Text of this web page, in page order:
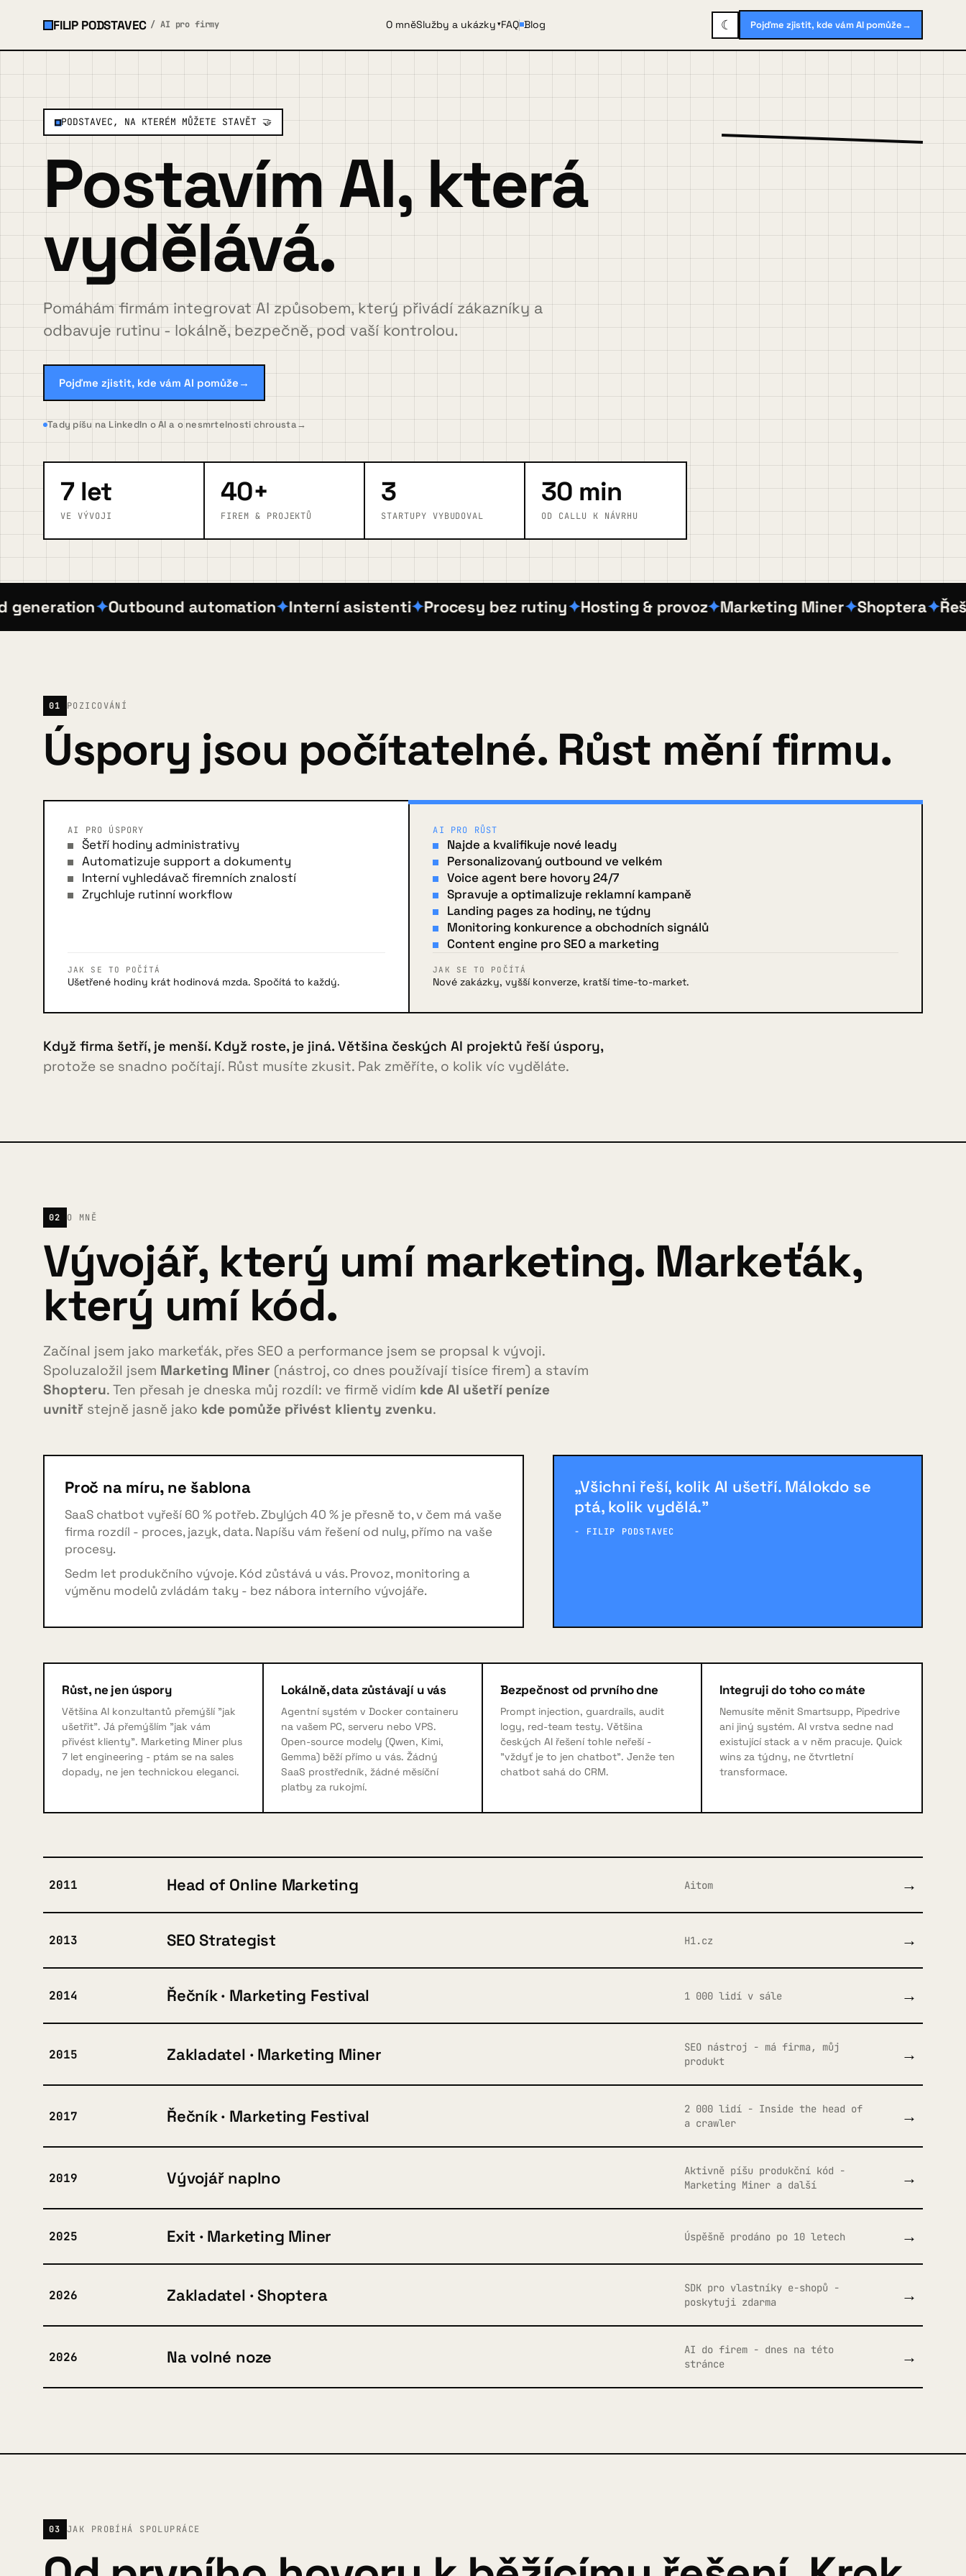
FILIP PODSTAVEC / AI pro firmy O mněSlužby a ukázky ▾FAQ Blog ☾ Pojďme zjistit, kde vám AI pomůže→
O mně
Služby a ukázky ▾
Spolupráce
Případovky
FAQ
Blog
Pojďme zjistit, kde vám AI pomůže→
PODSTAVEC, NA KTERÉM MŮŽETE STAVĚT 🤝
Postavím AI, která
vydělává.
Pomáhám firmám integrovat AI způsobem, který přivádí zákazníky a
odbavuje rutinu - lokálně, bezpečně, pod vaší kontrolou.
Pojďme zjistit, kde vám AI pomůže →
Tady píšu na LinkedIn o AI a o nesmrtelnosti chrousta→
7 let
VE VÝVOJI
40+
FIREM & PROJEKTŮ
3
STARTUPY VYBUDOVAL
30 min
OD CALLU K NÁVRHU
Outbound automation Interní asistenti Procesy bez rutiny Hosting & provoz Marketing Miner Shoptera Řešení
01 POZICOVÁNÍ
Úspory jsou počítatelné. Růst mění firmu.
AI PRO ÚSPORY
Šetří hodiny administrativy
Automatizuje support a dokumenty
Interní vyhledávač firemních znalostí
Zrychluje rutinní workflow
JAK SE TO POČÍTÁ
Ušetřené hodiny krát hodinová mzda. Spočítá to každý.
AI PRO RŮST
Najde a kvalifikuje nové leady
Personalizovaný outbound ve velkém
Voice agent bere hovory 24/7
Spravuje a optimalizuje reklamní kampaně
Landing pages za hodiny, ne týdny
Monitoring konkurence a obchodních signálů
Content engine pro SEO a marketing
JAK SE TO POČÍTÁ
Nové zakázky, vyšší konverze, kratší time-to-market.
Když firma šetří, je menší. Když roste, je jiná. Většina českých AI projektů řeší úspory,
protože se snadno počítají. Růst musíte zkusit. Pak změříte, o kolik víc vyděláte.
02 O MNĚ
Vývojář, který umí marketing. Markeťák,
který umí kód.
Začínal jsem jako markeťák, přes SEO a performance jsem se propsal k vývoji.
Spoluzaložil jsem Marketing Miner (nástroj, co dnes používají tisíce firem) a stavím
Shopteru. Ten přesah je dneska můj rozdíl: ve firmě vidím kde AI ušetří peníze
uvnitř stejně jasně jako kde pomůže přivést klienty zvenku.
Proč na míru, ne šablona
SaaS chatbot vyřeší 60 % potřeb. Zbylých 40 % je přesně to, v čem má vaše
firma rozdíl - proces, jazyk, data. Napíšu vám řešení od nuly, přímo na vaše
procesy.
Sedm let produkčního vývoje. Kód zůstává u vás. Provoz, monitoring a
výměnu modelů zvládám taky - bez nábora interního vývojáře.
„Všichni řeší, kolik AI ušetří. Málokdo se
ptá, kolik vydělá."
- FILIP PODSTAVEC
Růst, ne jen úspory
Většina AI konzultantů přemýšlí "jak
ušetřit". Já přemýšlím "jak vám
přivést klienty". Marketing Miner plus
7 let engineering - ptám se na sales
dopady, ne jen technickou eleganci.
Lokálně, data zůstávají u vás
Agentní systém v Docker containeru
na vašem PC, serveru nebo VPS.
Open-source modely (Qwen, Kimi,
Gemma) běží přímo u vás. Žádný
SaaS prostředník, žádné měsíční
platby za rukojmí.
Bezpečnost od prvního dne
Prompt injection, guardrails, audit
logy, red-team testy. Většina
českých AI řešení tohle neřeší -
"vždyť je to jen chatbot". Jenže ten
chatbot sahá do CRM.
Integruji do toho co máte
Nemusíte měnit Smartsupp, Pipedrive
ani jiný systém. AI vrstva sedne nad
existující stack a v něm pracuje. Quick
wins za týdny, ne čtvrtletní
transformace.
2011 Head of Online Marketing Aitom →
2013 SEO Strategist H1.cz →
2014 Řečník · Marketing Festival 1 000 lidí v sále →
2015 Zakladatel · Marketing Miner
SEO nástroj - má firma, můj
produkt
→
2017 Řečník · Marketing Festival
2 000 lidí - Inside the head of
a crawler
→
2019 Vývojář naplno
Aktivně píšu produkční kód -
Marketing Miner a další
→
2025 Exit · Marketing Miner Úspěšně prodáno po 10 letech →
2026 Zakladatel · Shoptera
SDK pro vlastníky e-shopů -
poskytuji zdarma
→
2026 Na volné noze
AI do firem - dnes na této
stránce
→
03 JAK PROBÍHÁ SPOLUPRÁCE